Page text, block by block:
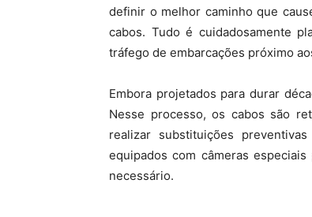
definir o melhor caminho que
cabos. Tudo é cuidadosamente
tráfego de embarcações próximo
Embora projetados para durar
Nesse processo, os cabos são
realizar substituições
equipados com câmeras
necessário.